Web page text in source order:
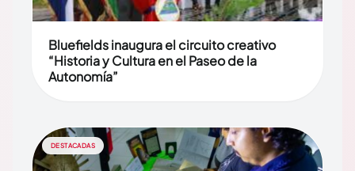
Bluefields inaugura el circuito creativo
“Historia y Cultura en el Paseo de la
Autonomía”
DESTACADAS